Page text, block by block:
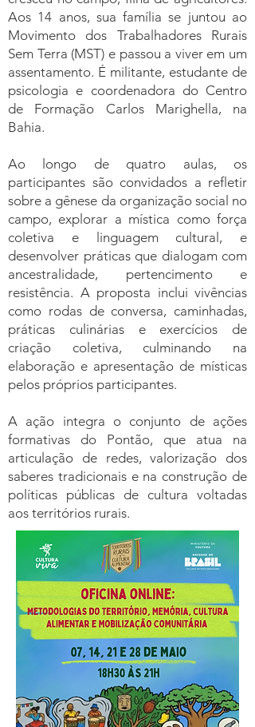
Aos 14 anos, sua família se juntou ao
Movimento dos Trabalhadores Rurais
Sem Terra (MST) e passou a viver em um
assentamento. É militante, estudante de
psicologia e coordenadora do Centro
de Formação Carlos Marighella, na
Bahia.
Ao longo de quatro aulas, os
participantes são convidados a refletir
sobre a gênese da organização social no
campo, explorar a mística como força
coletiva e linguagem cultural, e
desenvolver práticas que dialogam com
ancestralidade, pertencimento e
resistência. A proposta inclui vivências
como rodas de conversa, caminhadas,
práticas culinárias e exercícios de
criação coletiva, culminando na
elaboração e apresentação de místicas
pelos próprios participantes.
A ação integra o conjunto de ações
formativas do Pontão, que atua na
articulação de redes, valorização dos
saberes tradicionais e na construção de
políticas públicas de cultura voltadas
aos territórios rurais.